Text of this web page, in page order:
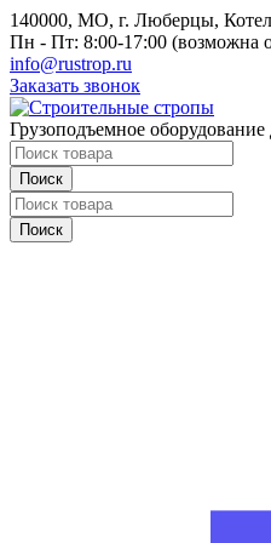
140000, МО, г. Люберцы,
Пн - Пт: 8:00-17:00 (возможна
info@rustrop.ru
Заказать звонок
Грузоподъемное
Поиск
Поиск